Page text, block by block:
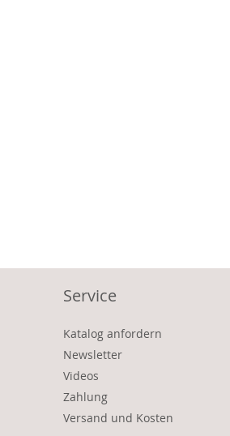
Service
Katalog anfordern
Newsletter
Videos
Zahlung
Versand und Kosten